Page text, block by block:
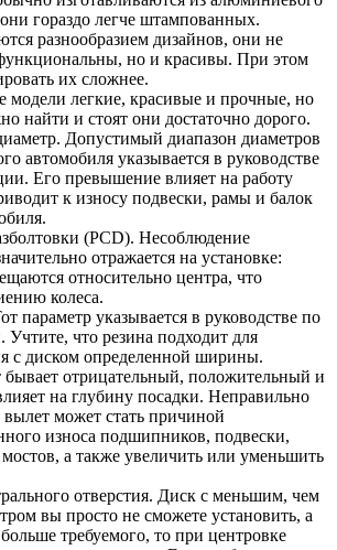
гораздо легче штампованных.
разнообразием дизайнов, они не
но и красивы. При этом
их сложнее.
модели легкие, красивые и прочные, но
найти и стоят они достаточно дорого.
Допустимый диапазон диаметров
автомобиля указывается в руководстве
Его превышение влияет на работу
к износу подвески, рамы и балок
(PCD). Несоблюдение
отражается на установке:
относительно центра, что
колеса.
параметр указывается в руководстве по
Учтите, что резина подходит для
с диском определенной ширины.
отрицательный, положительный и
на глубину посадки. Неправильно
может стать причиной
износа подшипников, подвески,
а также увеличить или уменьшить
отверстия. Диск с меньшим, чем
вы просто не сможете установить, а
требуемого, то при центровке